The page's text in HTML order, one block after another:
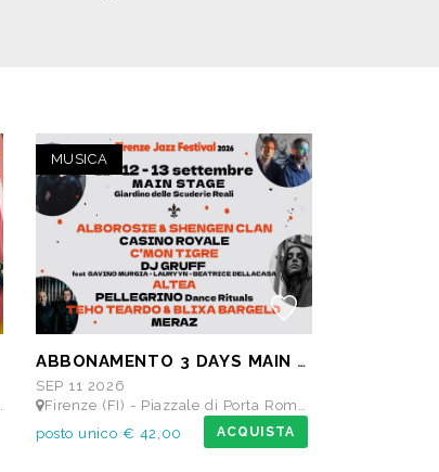
MUSICA
ABBONAMENTO 3 DAYS MAIN STAGE PASS • 11 settembre: Alborosie & Shengen Clan, DJ Gruff feat Gavino Murgia - Lauryyn - Beatrice Dellacasa, after party Dj Gruff • 12 settembre: Altea, Pellegrino, Casino Royale • 13 settembre: Meraz, Teho Teardo & Blixa Bargeld, C'Mon Tigre
SEP 11 2026
Firenze (FI) - Piazzale di Porta Romana, 9 - MAIN STAGE - Giardino delle Scuderie Reali
posto unico € 42,00
ACQUISTA